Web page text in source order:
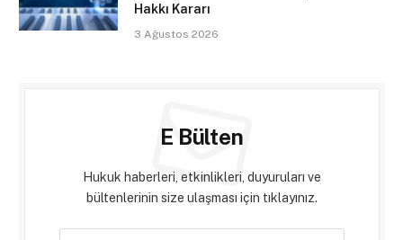
Hakkı Kararı
3 Ağustos 2026
E Bülten
Hukuk haberleri, etkinlikleri, duyuruları ve
bültenlerinin size ulaşması için tıklayınız.